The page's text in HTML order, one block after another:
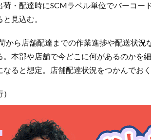
荷・配達時にSCMラベル単位でバーコ
見込む。
から店舗配達までの作業進捗や配送状
。本部や店舗で今どこに何があるのかを
なると想定。店舗配達状況をつかんでお